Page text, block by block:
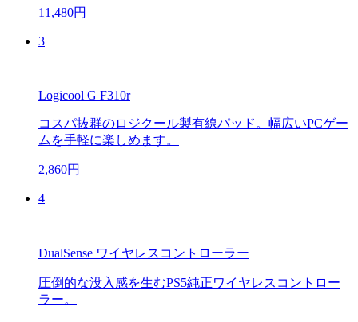
11,480円
3
Logicool G F310r
コスパ抜群のロジクール製有線パッド。幅広いPCゲー
ムを手軽に楽しめます。
2,860円
4
DualSense ワイヤレスコントローラー
圧倒的な没入感を生むPS5純正ワイヤレスコントロー
ラー。